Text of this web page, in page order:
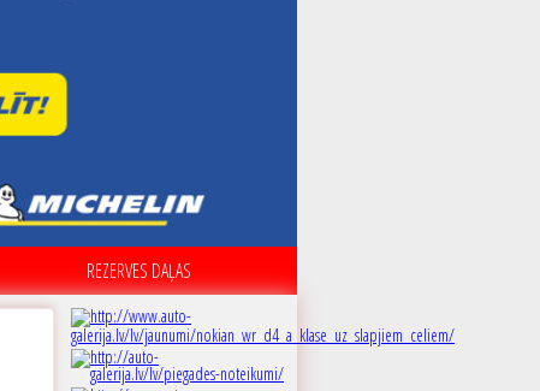
REZERVES DAĻAS